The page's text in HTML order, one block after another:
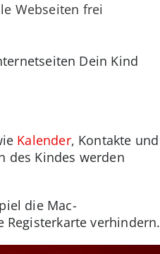
Webseiten frei
Dein Kind
Kalender, Kontakte und
des Kindes werden
die Mac-
Registerkarte verhindern.